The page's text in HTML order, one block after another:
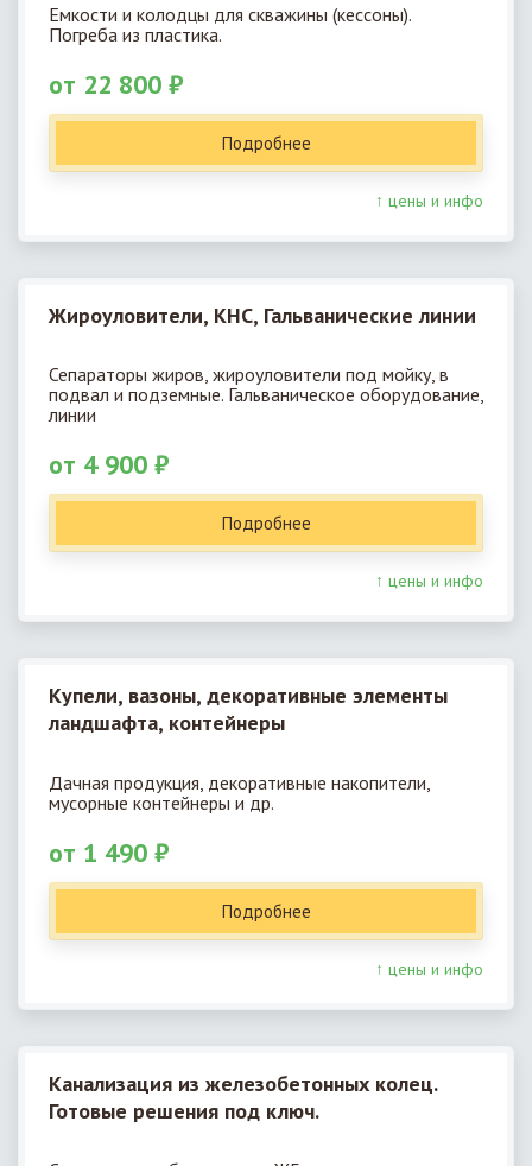
Емкости и колодцы для скважины (кессоны).
Погреба из пластика.
от 22 800 ₽
Подробнее
↑ цены и инфо
Жироуловители, КНС, Гальванические линии
Сепараторы жиров, жироуловители под мойку, в
подвал и подземные. Гальваническое оборудование,
линии
от 4 900 ₽
Подробнее
↑ цены и инфо
Купели, вазоны, декоративные элементы
ландшафта, контейнеры
Дачная продукция, декоративные накопители,
мусорные контейнеры и др.
от 1 490 ₽
Подробнее
↑ цены и инфо
Канализация из железобетонных колец.
Готовые решения под ключ.